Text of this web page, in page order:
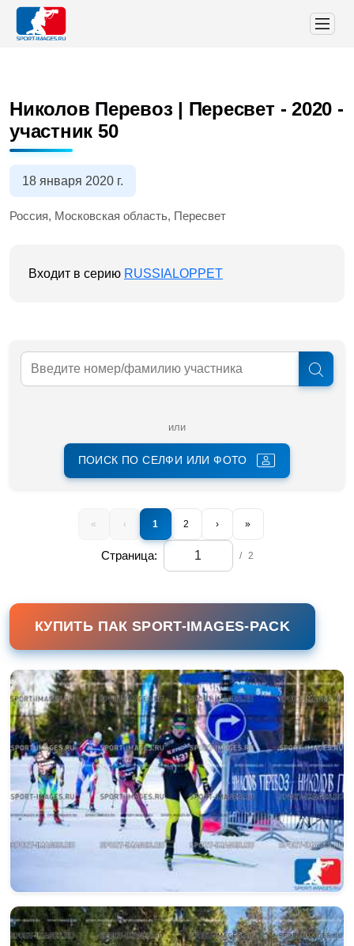
Николов Перевоз | Пересвет - 2020 -
участник 50
18 января 2020 г.
Россия, Московская область, Пересвет
Входит в серию RUSSIALOPPET
или
ПОИСК ПО СЕЛФИ ИЛИ ФОТО
« ‹ 1 2 › »
Страница: / 2
КУПИТЬ ПАК SPORT-IMAGES-PACK